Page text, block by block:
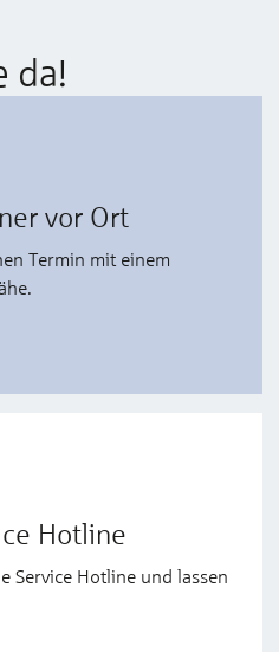
da!
vor Ort
Termin mit einem
Hotline
Service Hotline und lassen